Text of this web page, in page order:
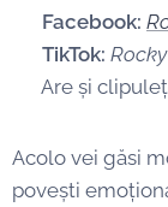
Facebook:
TikTok:
🐾 Are și
Acolo vei găsi
povești